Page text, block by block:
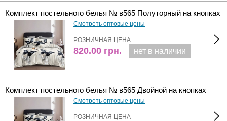
Комплект постельного белья № в565 Полуторный на кнопках
Смотреть оптовые цены
РОЗНИЧНАЯ ЦЕНА
820.00 грн. нет в наличии
Комплект постельного белья № в565 Двойной на кнопках
Смотреть оптовые цены
РОЗНИЧНАЯ ЦЕНА